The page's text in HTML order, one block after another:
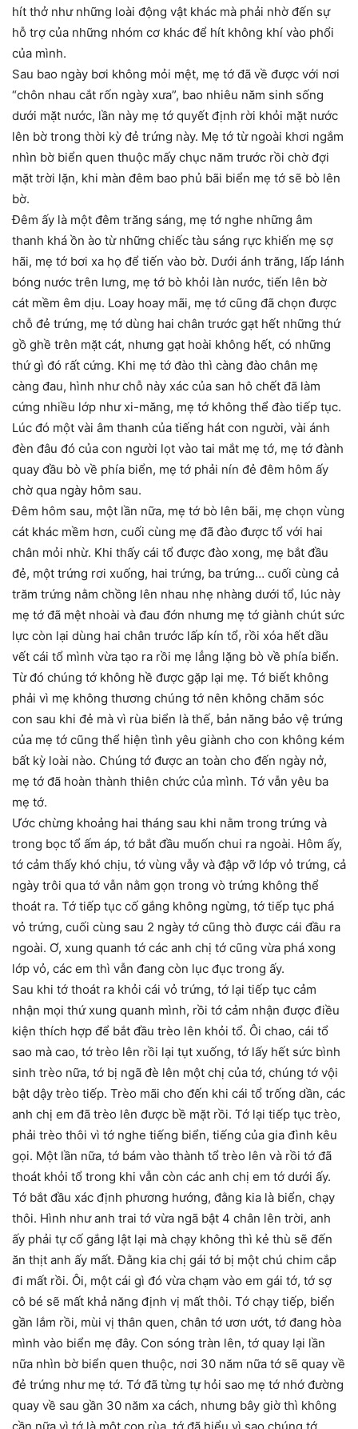
hít thở như những loài động vật khác mà phải nhờ đến sự
hỗ trợ của những nhóm cơ khác để hít không khí vào phổi
của mình.
Sau bao ngày bơi không mỏi mệt, mẹ tớ đã về được với nơi
“chôn nhau cắt rốn ngày xưa”, bao nhiêu năm sinh sống
dưới mặt nước, lần này mẹ tớ quyết định rời khỏi mặt nước
lên bờ trong thời kỳ đẻ trứng này. Mẹ tớ từ ngoài khơi ngắm
nhìn bờ biển quen thuộc mấy chục năm trước rồi chờ đợi
mặt trời lặn, khi màn đêm bao phủ bãi biển mẹ tớ sẽ bò lên
bờ.
Đêm ấy là một đêm trăng sáng, mẹ tớ nghe những âm
thanh khá ồn ào từ những chiếc tàu sáng rực khiến mẹ sợ
hãi, mẹ tớ bơi xa họ để tiến vào bờ. Dưới ánh trăng, lấp lánh
bóng nước trên lưng, mẹ tớ bò khỏi làn nước, tiến lên bờ
cát mềm êm dịu. Loay hoay mãi, mẹ tớ cũng đã chọn được
chỗ đẻ trứng, mẹ tớ dùng hai chân trước gạt hết những thứ
gồ ghề trên mặt cát, nhưng gạt hoài không hết, có những
thứ gì đó rất cứng. Khi mẹ tớ đào thì càng đào chân mẹ
càng đau, hình như chỗ này xác của san hô chết đã làm
cứng nhiều lớp như xi-măng, mẹ tớ không thể đào tiếp tục.
Lúc đó một vài âm thanh của tiếng hát con người, vài ánh
đèn đâu đó của con người lọt vào tai mắt mẹ tớ, mẹ tớ đành
quay đầu bò về phía biển, mẹ tớ phải nín đẻ đêm hôm ấy
chờ qua ngày hôm sau.
Đêm hôm sau, một lần nữa, mẹ tớ bò lên bãi, mẹ chọn vùng
cát khác mềm hơn, cuối cùng mẹ đã đào được tổ với hai
chân mỏi nhừ. Khi thấy cái tổ được đào xong, mẹ bắt đầu
đẻ, một trứng rơi xuống, hai trứng, ba trứng… cuối cùng cả
trăm trứng nằm chồng lên nhau nhẹ nhàng dưới tổ, lúc này
mẹ tớ đã mệt nhoài và đau đớn nhưng mẹ tớ giành chút sức
lực còn lại dùng hai chân trước lấp kín tổ, rồi xóa hết dầu
vết cái tổ mình vừa tạo ra rồi mẹ lẳng lặng bò về phía biển.
Từ đó chúng tớ không hề được gặp lại mẹ. Tớ biết không
phải vì mẹ không thương chúng tớ nên không chăm sóc
con sau khi đẻ mà vì rùa biển là thế, bản năng bảo vệ trứng
của mẹ tớ cũng thể hiện tình yêu giành cho con không kém
bất kỳ loài nào. Chúng tớ được an toàn cho đến ngày nở,
mẹ tớ đã hoàn thành thiên chức của mình. Tớ vẫn yêu ba
mẹ tớ.
Ước chừng khoảng hai tháng sau khi nằm trong trứng và
trong bọc tổ ấm áp, tớ bắt đầu muốn chui ra ngoài. Hôm ấy,
tớ cảm thấy khó chịu, tớ vùng vẫy và đập vỡ lớp vỏ trứng, cả
ngày trôi qua tớ vẫn nằm gọn trong vò trứng không thể
thoát ra. Tớ tiếp tục cố gắng không ngừng, tớ tiếp tục phá
vỏ trứng, cuối cùng sau 2 ngày tớ cũng thò được cái đầu ra
ngoài. Ơ, xung quanh tớ các anh chị tớ cũng vừa phá xong
lớp vỏ, các em thì vẫn đang còn lục đục trong ấy.
Sau khi tớ thoát ra khỏi cái vỏ trứng, tớ lại tiếp tục cảm
nhận mọi thứ xung quanh mình, rồi tớ cảm nhận được điều
kiện thích hợp để bắt đầu trèo lên khỏi tổ. Ôi chao, cái tổ
sao mà cao, tớ trèo lên rồi lại tụt xuống, tớ lấy hết sức bình
sinh trèo nữa, tớ bị ngã đè lên một chị của tớ, chúng tớ vội
bật dậy trèo tiếp. Trèo mãi cho đến khi cái tổ trống dần, các
anh chị em đã trèo lên được bề mặt rồi. Tớ lại tiếp tục trèo,
phải trèo thôi vì tớ nghe tiếng biển, tiếng của gia đình kêu
gọi. Một lần nữa, tớ bám vào thành tổ trèo lên và rồi tớ đã
thoát khỏi tổ trong khi vẫn còn các anh chị em tớ dưới ấy.
Tớ bắt đầu xác định phương hướng, đằng kia là biển, chạy
thôi. Hình như anh trai tớ vừa ngã bật 4 chân lên trời, anh
ấy phải tự cố gắng lật lại mà chạy không thì kẻ thù sẽ đến
ăn thịt anh ấy mất. Đằng kia chị gái tớ bị một chú chim cắp
đi mất rồi. Ôi, một cái gì đó vừa chạm vào em gái tớ, tớ sợ
cô bé sẽ mất khả năng định vị mất thôi. Tớ chạy tiếp, biển
gần lắm rồi, mùi vị thân quen, chân tớ ươn ướt, tớ đang hòa
mình vào biển mẹ đây. Con sóng tràn lên, tớ quay lại lần
nữa nhìn bờ biển quen thuộc, nơi 30 năm nữa tớ sẽ quay về
đẻ trứng như mẹ tớ. Tớ đã từng tự hỏi sao mẹ tớ nhớ đường
quay về sau gần 30 năm xa cách, nhưng bây giờ thì không